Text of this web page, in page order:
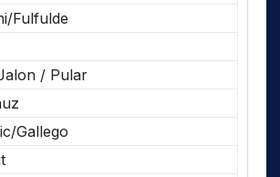
Fulfulde
/ Pular
Gallego